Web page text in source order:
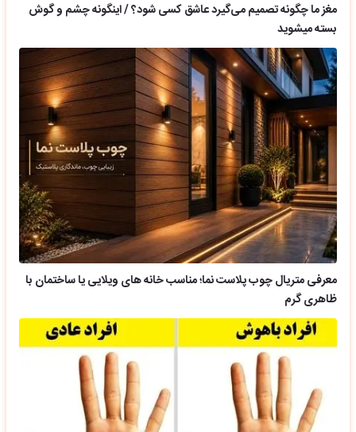
مغز ما چگونه تصمیم می‌گیرد عاشق کسی شود؟ / اینگونه چشم و گوش
بسته میشوید
معرفی متریال چوب پلاست نما؛ مناسب خانه های ویلایی یا ساختمان با
ظاهری گرم